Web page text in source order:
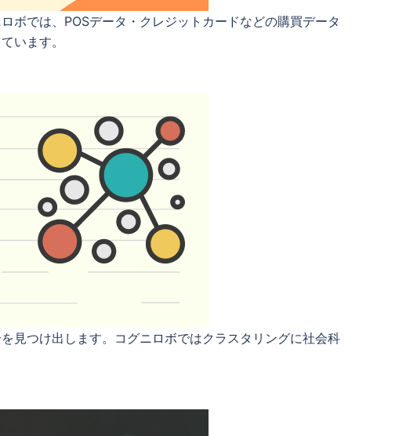
ボでは、POSデータ・クレジットカードなどの購買データ
います。
見つけ出します。コグニロボではクラスタリングに社会科